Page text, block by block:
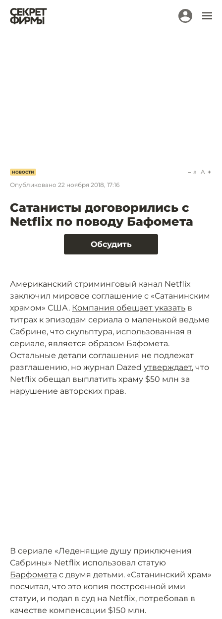
НОВОСТИ
Опубликовано 22 ноября 2018, 17:16
a A
Сатанисты договорились с
Netflix по поводу Бафомета
Обсудить
Американский стриминговый канал Netflix
заключил мировое соглашение с «Сатанинским
храмом» США. Компания обещает указать в
титрах к эпизодам сериала о маленькой ведьме
Сабрине, что скульптура, использованная в
сериале, является образом Бафомета.
Остальные детали соглашения не подлежат
разглашению, но журнал Dazed утверждает, что
Netflix обещал выплатить храму $50 млн за
нарушение авторских прав.
В сериале «Леденящие душу приключения
Сабрины» Netflix использовал статую
Барфомета с двумя детьми. «Сатанинский храм»
посчитал, что это копия построенной ими
статуи, и подал в суд на Netflix, потребовав в
качестве компенсации $150 млн.